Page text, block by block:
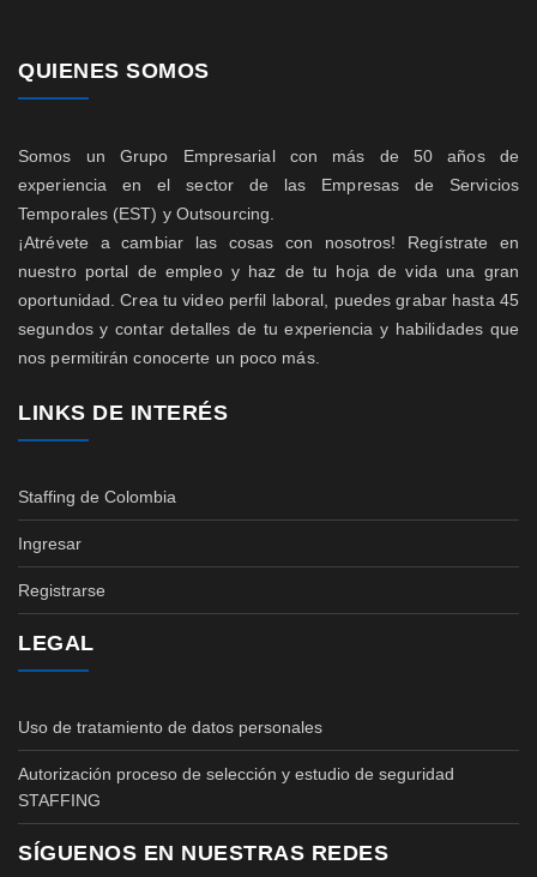
QUIENES SOMOS
Somos un Grupo Empresarial con más de 50 años de
experiencia en el sector de las Empresas de Servicios
Temporales (EST) y Outsourcing.
¡Atrévete a cambiar las cosas con nosotros! Regístrate en
nuestro portal de empleo y haz de tu hoja de vida una gran
oportunidad. Crea tu video perfil laboral, puedes grabar hasta 45
segundos y contar detalles de tu experiencia y habilidades que
nos permitirán conocerte un poco más.
LINKS DE INTERÉS
Staffing de Colombia
Ingresar
Registrarse
LEGAL
Uso de tratamiento de datos personales
Autorización proceso de selección y estudio de seguridad
STAFFING
SÍGUENOS EN NUESTRAS REDES